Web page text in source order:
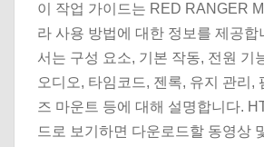
이 작업 가이드는 RED RANGER
라 사용 방법에 대한 정보를 제공합
서는 구성 요소, 기본 작동, 전원 기
오디오, 타임코드, 젠록, 유지 관리,
즈 마운트 등에 대해 설명합니다.
드로 보기하면 다운로드할 동영상